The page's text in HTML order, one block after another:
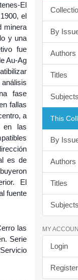
El
el
minera
y una
fue
Au-Ag
fase
fallas
a
en las
es de
El
fuente
las
Serie
By
Authors
Titles
Subjects
This
By
Authors
Titles
Subjects
MY
Login
Register